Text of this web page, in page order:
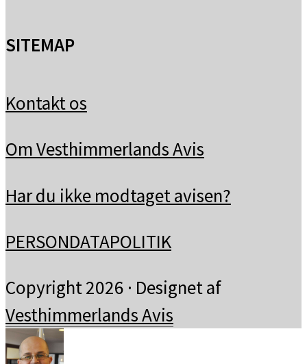
SITEMAP
Kontakt os
Om Vesthimmerlands Avis
Har du ikke modtaget avisen?
PERSONDATAPOLITIK
Copyright 2026 · Designet af
Vesthimmerlands Avis